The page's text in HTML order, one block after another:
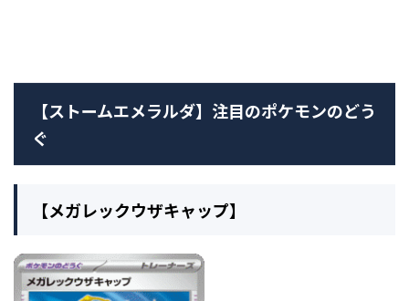
【ストームエメラルダ】注目のポケモンのどう
ぐ
【メガレックウザキャップ】